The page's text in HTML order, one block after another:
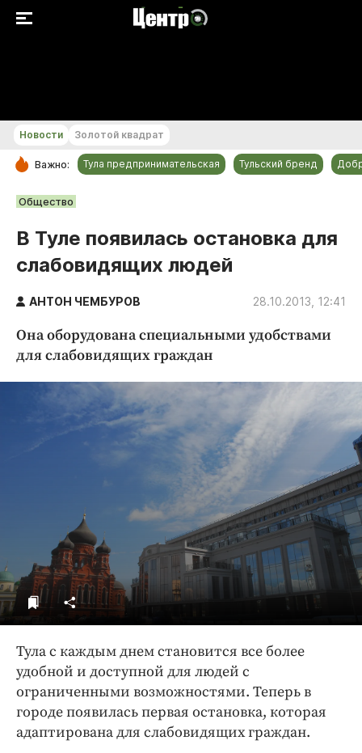
РУБРИКИ
Культура
Происшествия
Спорт
Тульский бренд
Тула предпринимательская
Голодный шпион
Новости Золотой квадрат
Важно: Тула предпринимательская Тульский бренд
Общество
В Туле появилась остановка для
слабовидящих людей
АНТОН ЧЕМБУРОВ 28.10.2013, 12:41
Она оборудована специальными удобствами
для слабовидящих граждан
Тула с каждым днем становится все более
удобной и доступной для людей с
ограниченными возможностями. Теперь в
городе появилась первая остановка, которая
адаптирована для слабовидящих граждан.